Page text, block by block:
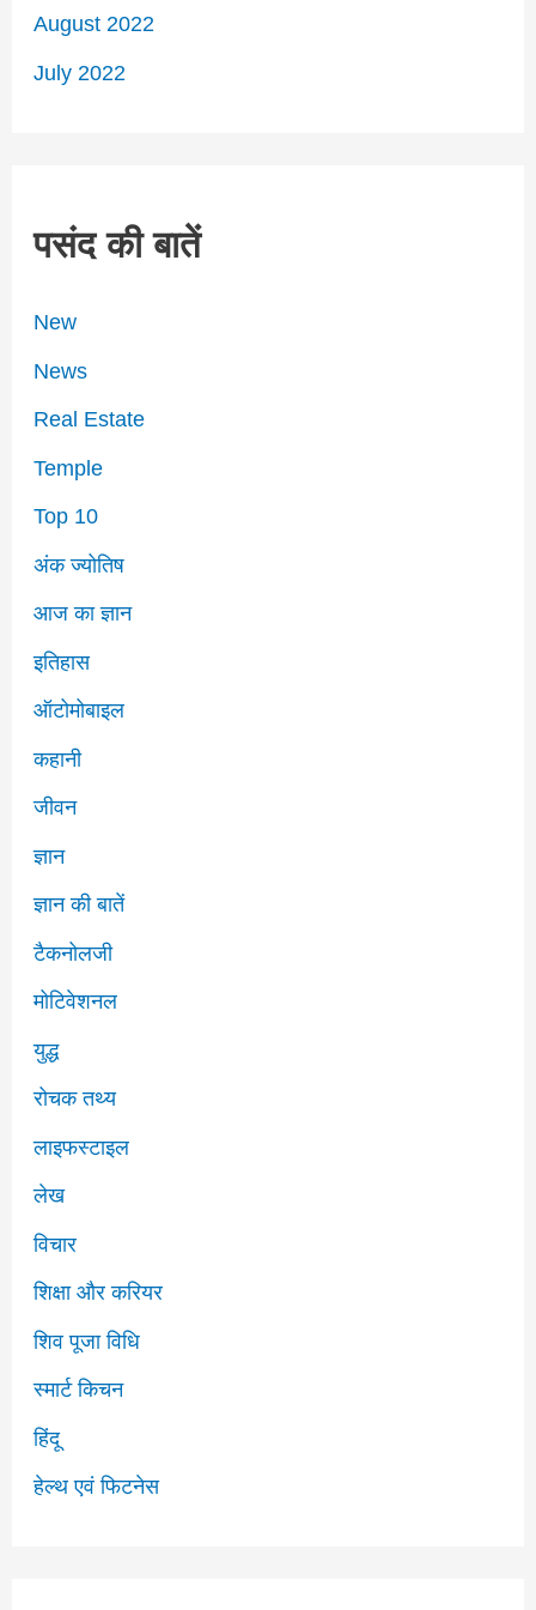
August 2022
July 2022
पसंद की बातें
New
News
Real Estate
Temple
Top 10
अंक ज्योतिष
आज का ज्ञान
इतिहास
ऑटोमोबाइल
कहानी
जीवन
ज्ञान
ज्ञान की बातें
टैकनोलजी
मोटिवेशनल
युद्ध
रोचक तथ्य
लाइफस्टाइल
लेख
विचार
शिक्षा और करियर
शिव पूजा​​ विधि
स्मार्ट किचन
हिंदू
हेल्थ एवं फिटनेस